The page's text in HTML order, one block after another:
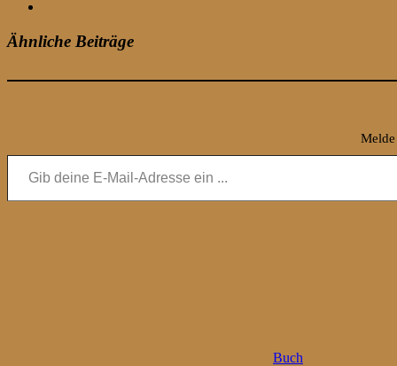
Ähnliche Beiträge
Gib deine E-Mail-Adresse ein ...
Buch